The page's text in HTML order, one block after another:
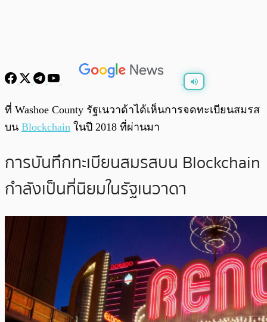
0:00/
ที่ Washoe County รัฐเนวาด้าได้เห็นการจดทะเบียนสมรส
บน Blockchain ในปี 2018 ที่ผ่านมา
การบันทึกทะเบียนสมรสบน Blockchain
กำลังเป็นที่นิยมในรัฐเนวาดา